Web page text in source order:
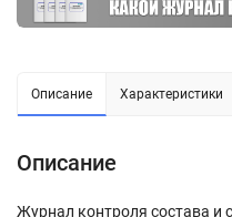
Описание Характеристики
Описание
Журнал контроля состава и